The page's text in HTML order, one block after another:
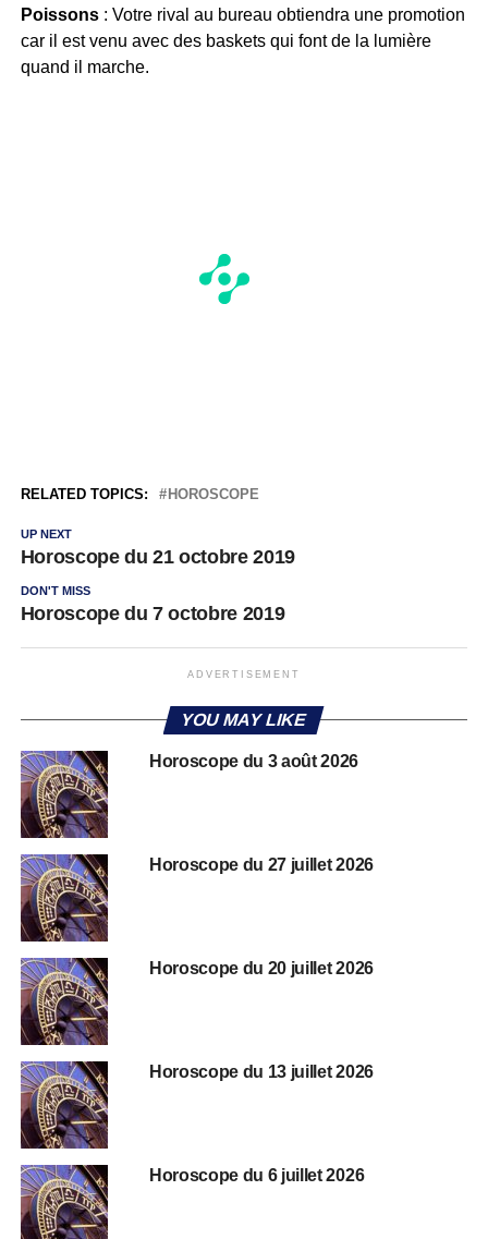
Poissons : Votre rival au bureau obtiendra une promotion
car il est venu avec des baskets qui font de la lumière
quand il marche.
RELATED TOPICS: HOROSCOPE
UP NEXT
Horoscope du 21 octobre 2019
DON'T MISS
Horoscope du 7 octobre 2019
ADVERTISEMENT
YOU MAY LIKE
Horoscope du 3 août 2026
Horoscope du 27 juillet 2026
Horoscope du 20 juillet 2026
Horoscope du 13 juillet 2026
Horoscope du 6 juillet 2026